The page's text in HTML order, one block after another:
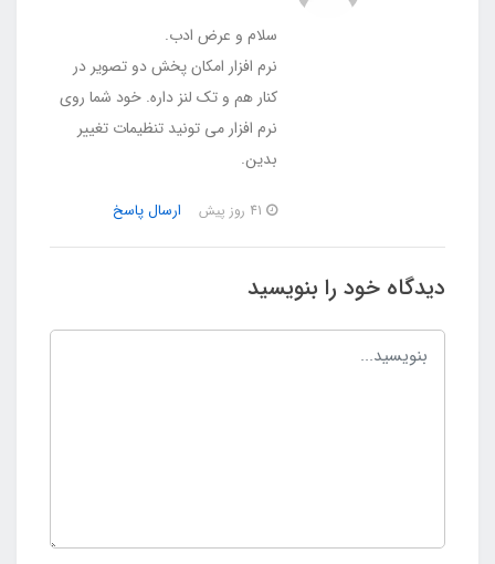
سلام و عرض ادب.
نرم افزار امکان پخش دو تصویر در
کنار هم و تک لنز داره. خود شما روی
نرم افزار می تونید تنظیمات تغییر
بدین.
ارسال پاسخ
دیدگاه خود را بنویسید